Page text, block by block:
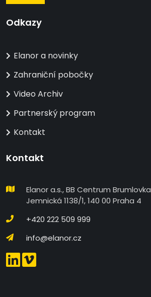
Odkazy
Elanor a novinky
Zahraniční pobočky
Video Archiv
Partnerský program
Kontakt
Kontakt
Elanor a.s., BB Centrum Brumlovka
Jemnická 1138/1, 140 00 Praha 4
+420 222 509 999
info@elanor.cz